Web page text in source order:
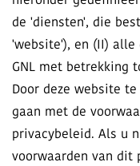
de 'diensten', die
'website'), en (II) alle
GNL met betrekking
Door deze website
gaan met de
privacybeleid. Als u
voorwaarden van dit